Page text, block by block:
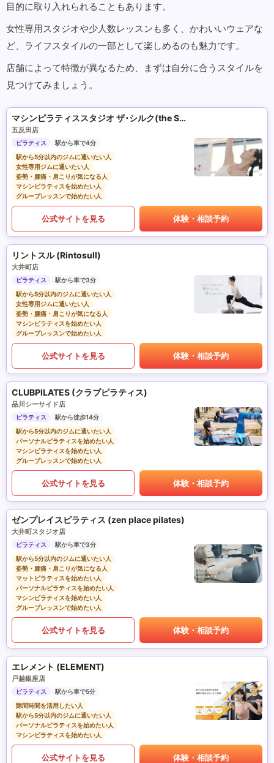
目的に取り入れられることもあります。
女性専用スタジオや少人数レッスンも多く、かわいいウェアな
ど、ライフスタイルの一部として楽しめるのも魅力です。
店舗によって特徴が異なるため、まずは自分に合うスタイルを
見つけてみましょう。
マシンピラティススタジオ ザ･シルク(the SILK)
五反田店
ピラティス
駅から車で4分
駅から5分以内のジムに通いたい人
女性専用ジムに通いたい人
姿勢・腰痛・肩こりが気になる人
マシンピラティスを始めたい人
グループレッスンで始めたい人
公式サイトを見る 体験・相談予約
リントスル (Rintosull)
大井町店
ピラティス
駅から車で3分
駅から5分以内のジムに通いたい人
女性専用ジムに通いたい人
姿勢・腰痛・肩こりが気になる人
マシンピラティスを始めたい人
グループレッスンで始めたい人
公式サイトを見る 体験・相談予約
CLUBPILATES (クラブピラティス)
品川シーサイド店
ピラティス
駅から徒歩14分
駅から5分以内のジムに通いたい人
パーソナルピラティスを始めたい人
マシンピラティスを始めたい人
グループレッスンで始めたい人
公式サイトを見る 体験・相談予約
ゼンプレイスピラティス (zen place pilates)
大井町スタジオ店
ピラティス
駅から車で3分
駅から5分以内のジムに通いたい人
姿勢・腰痛・肩こりが気になる人
マットピラティスを始めたい人
パーソナルピラティスを始めたい人
マシンピラティスを始めたい人
グループレッスンで始めたい人
公式サイトを見る 体験・相談予約
エレメント (ELEMENT)
戸越銀座店
ピラティス
駅から車で5分
隙間時間を活用したい人
駅から5分以内のジムに通いたい人
パーソナルピラティスを始めたい人
マシンピラティスを始めたい人
公式サイトを見る 体験・相談予約